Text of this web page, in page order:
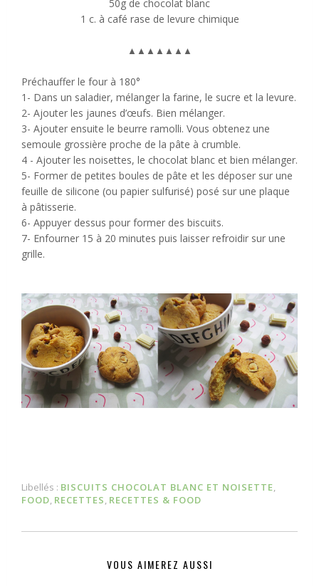
50g de chocolat blanc
1 c. à café rase de levure chimique
▲ ▲ ▲ ▲ ▲ ▲ ▲
Préchauffer le four à 180°
1- Dans un saladier, mélanger la farine, le sucre et la levure.
2- Ajouter les jaunes d’œufs. Bien mélanger.
3- Ajouter ensuite le beurre ramolli. Vous obtenez une
semoule grossière proche de la pâte à crumble.
4 - Ajouter les noisettes, le chocolat blanc et bien mélanger.
5- Former de petites boules de pâte et les déposer sur une
feuille de silicone (ou papier sulfurisé) posé sur une plaque
à pâtisserie.
6- Appuyer dessus pour former des biscuits.
7- Enfourner 15 à 20 minutes puis laisser refroidir sur une
grille.
Libellés : BISCUITS CHOCOLAT BLANC ET NOISETTE,
FOOD, RECETTES, RECETTES & FOOD
VOUS AIMEREZ AUSSI